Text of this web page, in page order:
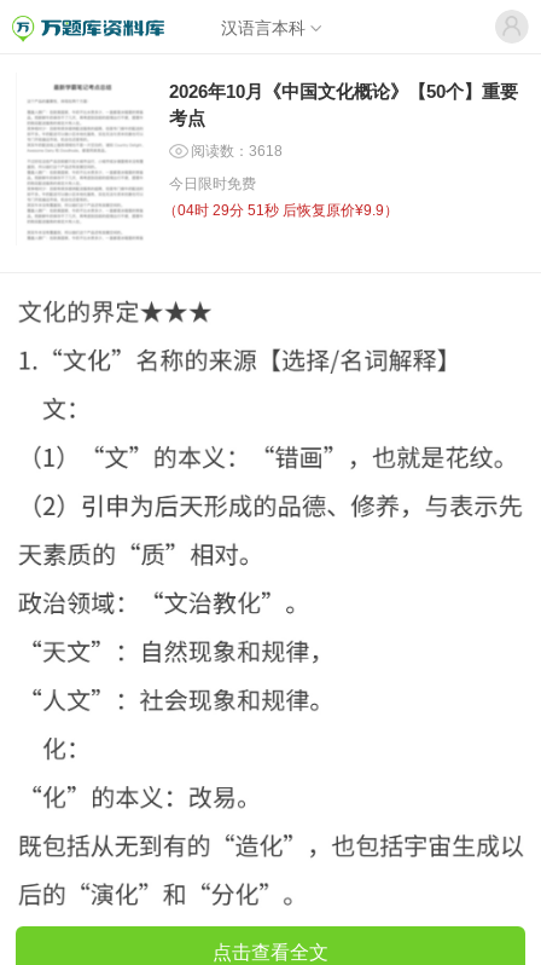
汉语言本科
2026年10月《中国文化概论》【50个】重要
考点
阅读数：3618
今日限时免费
（04时 29分 51秒 后恢复原价¥9.9）
点击查看全文